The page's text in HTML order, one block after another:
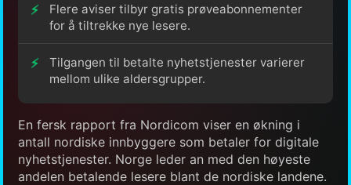
Flere aviser tilbyr gratis prøveabonnementer
for å tiltrekke nye lesere.
Tilgangen til betalte nyhetstjenester varierer
mellom ulike aldersgrupper.
En fersk rapport fra Nordicom viser en økning i
antall nordiske innbyggere som betaler for digitale
nyhetstjenester. Norge leder an med den høyeste
andelen betalende lesere blant de nordiske landene.